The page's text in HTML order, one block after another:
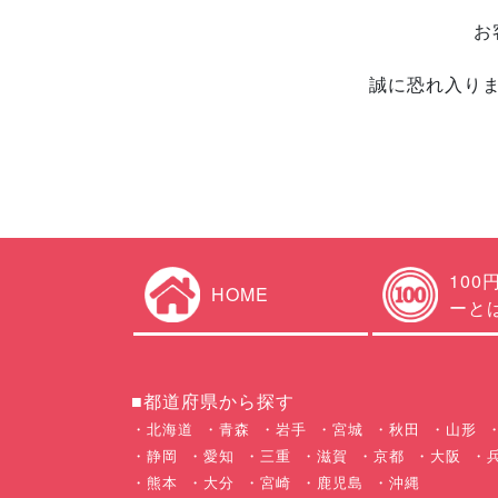
お
誠に恐れ入り
HOME
100
ーと
■都道府県から探す
北海道 青森 岩手 宮城 秋田
山形
静岡
愛知 三重 滋賀 京都 大阪
熊本
大分 宮崎 鹿児島 沖縄